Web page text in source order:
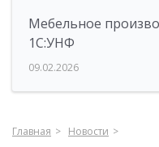
Мебельное
1С:УНФ
09.02.2026
Главная
Новости